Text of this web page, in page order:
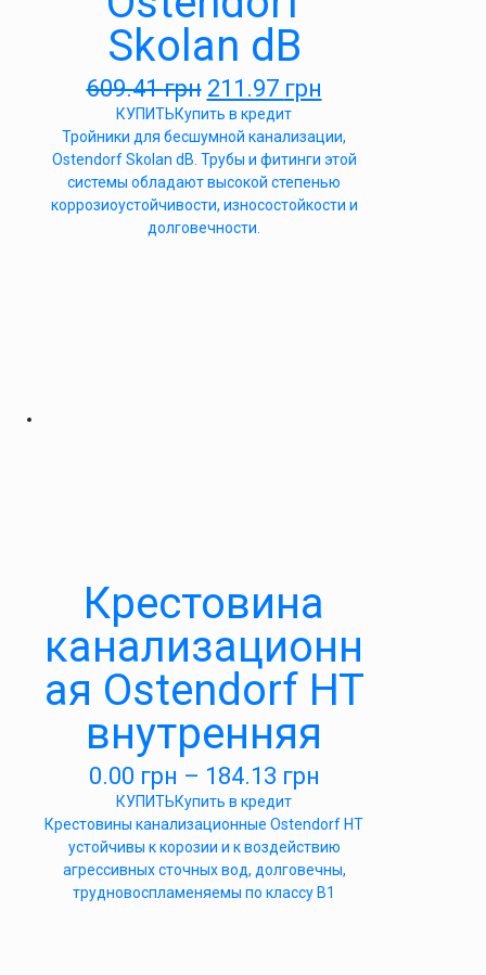
Skolan dB
609.41грн 211.97 грн
КУПИТЬКупить в кредит
Тройники для бесшумной канализации,
Ostendorf Skolan dB. Трубы и фитинги этой
системы обладают высокой степенью
коррозиоустойчивости, износостойкости и
долговечности.
Крестовина
канализационн
ая Ostendorf HT
внутренняя
0.00 грн – 184.13 грн
КУПИТЬКупить в кредит
Крестовины канализационные Ostendorf HT
устойчивы к корозии и к воздействию
агрессивных сточных вод, долговечны,
трудновоспламеняемы по классу B1